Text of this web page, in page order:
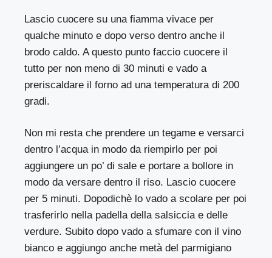
Lascio cuocere su una fiamma vivace per
qualche minuto e dopo verso dentro anche il
brodo caldo. A questo punto faccio cuocere il
tutto per non meno di 30 minuti e vado a
preriscaldare il forno ad una temperatura di 200
gradi.
Non mi resta che prendere un tegame e versarci
dentro l’acqua in modo da riempirlo per poi
aggiungere un po’ di sale e portare a bollore in
modo da versare dentro il riso. Lascio cuocere
per 5 minuti. Dopodichè lo vado a scolare per poi
trasferirlo nella padella della salsiccia e delle
verdure. Subito dopo vado a sfumare con il vino
bianco e aggiungo anche metà del parmigiano